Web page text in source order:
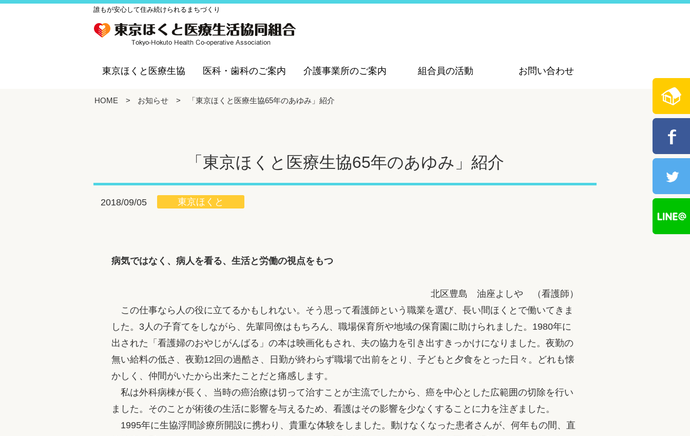
誰もが安心して住み続けられるまちづくり
東京ほくと医療生協 医科・歯科のご案内 介護事業所のご案内 組合員の活動 お問い合わせ
HOME > お知らせ > 「東京ほくと医療生協65年のあゆみ」紹介
「東京ほくと医療生協65年のあゆみ」紹介
2018/09/05 東京ほくと
病気ではなく、病人を看る、生活と労働の視点をもつ
北区豊島 油座よしや （看護師）
この仕事なら人の役に立てるかもしれない。そう思って看護師という職業を選び、長い間ほくとで働いてきま
した。3人の子育てをしながら、先輩同僚はもちろん、職場保育所や地域の保育園に助けられました。1980年に
出された「看護婦のおやじがんばる」の本は映画化もされ、夫の協力を引き出すきっかけになりました。夜勤の
無い給料の低さ、夜勤12回の過酷さ、日勤が終わらず職場で出前をとり、子どもと夕食をとった日々。どれも懐
かしく、仲間がいたから出来たことだと痛感します。
私は外科病棟が長く、当時の癌治療は切って治すことが主流でしたから、癌を中心とした広範囲の切除を行い
ました。そのことが術後の生活に影響を与えるため、看護はその影響を少なくすることに力を注ぎました。
1995年に生協浮間診療所開設に携わり、貴重な体験をしました。動けなくなった患者さんが、何年もの間、直